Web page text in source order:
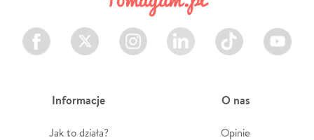
Facebook Twitter Instagram LinkedIn TikTok Youtube
Informacje
Jak to działa?
O nas
Opinie